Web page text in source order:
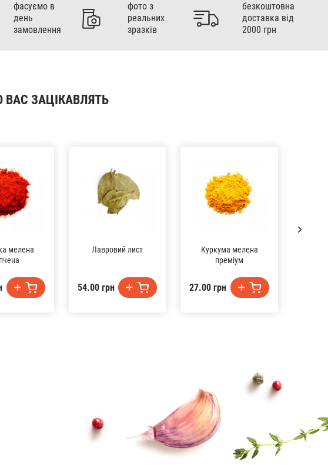
фасуємо в
день
замовлення
фото з
реальних
зразків
безкоштовна
доставка від
2000 грн
ЗАЦІКАВЛЯТЬ
мелена
Лавровий лист
54.00 грн
Куркума мелена
преміум
27.00 грн